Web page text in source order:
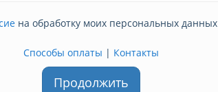
на обработку моих персональных данных
Способы оплаты | Контакты
Продолжить